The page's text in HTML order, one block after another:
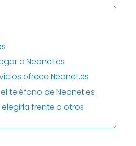
a Neonet.es
ofrece Neonet.es
teléfono de Neonet.es
elegirla frente a otros